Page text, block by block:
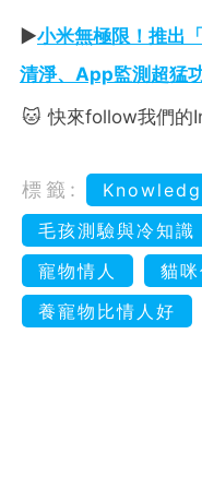
►小米無極限！推出
清淨、App監測超猛
🐱 快來follow我們的
標籤:
毛孩測驗與冷知識
寵物情人
貓
養寵物比情人好